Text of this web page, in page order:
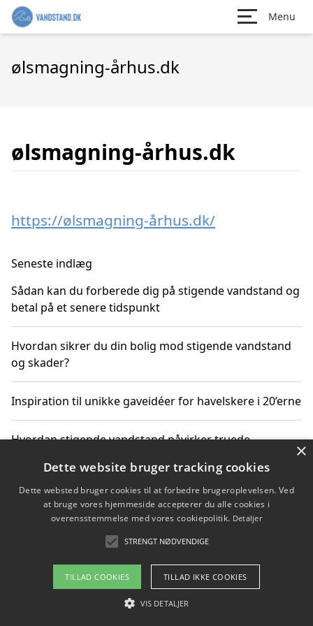
Menu
ølsmagning-århus.dk
ølsmagning-århus.dk
https://ølsmagning-århus.dk/
Seneste indlæg
Sådan kan du forberede dig på stigende vandstand og
betal på et senere tidspunkt
Hvordan sikrer du din bolig mod stigende vandstand
og skader?
Inspiration til unikke gaveidéer for havelskere i 20’erne
Hvordan stigende vandstand påvirker truede
Sådan vælger du de bedste vandrerygsække til
vandreture i Danmark
Copyright 2026 - Pilanto Aps
Om / kontakt
×
Dette website bruger tracking cookies
Dette websted bruger cookies til at forbedre brugeroplevelsen. Ved
at bruge vores hjemmeside accepterer du alle cookies i
overensstemmelse med vores cookiepolitik. Detaljer
STRENGT NØDVENDIGE
TILLAD COOKIES TILLAD IKKE COOKIES
VIS DETALJER